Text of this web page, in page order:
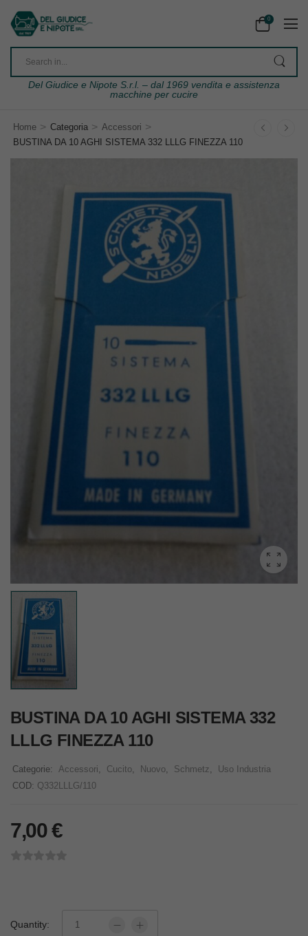
0
Del Giudice e Nipote S.r.l. – dal 1969 vendita e assistenza
macchine per cucire
Home > Categoria > Accessori >
BUSTINA DA 10 AGHI SISTEMA 332 LLLG FINEZZA 110
BUSTINA DA 10 AGHI SISTEMA 332
LLLG FINEZZA 110
Categorie: Accessori Cucito Nuovo Schmetz
Uso Industria
COD: Q332LLLG/110
7,00€
Quantity: